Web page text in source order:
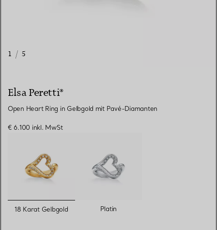
1 / 5
Elsa Peretti®
Open Heart Ring in Gelbgold mit Pavé-Diamanten
€ 6.100 inkl. MwSt
ausgewählt
18 Karat Gelbgold Platin